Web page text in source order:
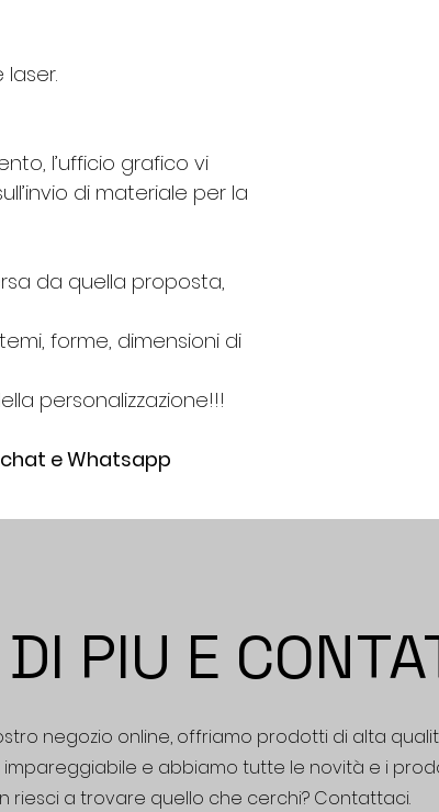
laser.
l’ufficio grafico vi
di materiale per la
da quella proposta,
forme, dimensioni di
personalizzazione!!!
e Whatsapp
PIU E
negozio online, offriamo prodotti di alta
impareggiabile e abbiamo tutte le novità e i
riesci a trovare quello che cerchi? Contattaci.